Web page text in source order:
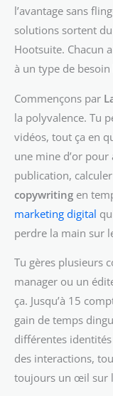
l’avantage sans
solutions sortent
Hootsuite. Chacun
à un type de
Commençons par
la polyvalence. Tu
vidéos, tout ça en
une mine d’or
publication,
copywriting en
marketing digital
perdre la main sur
Tu gères plusieurs
manager ou un
ça. Jusqu’à 15
gain de temps
différentes
des interactions,
toujours un œil sur